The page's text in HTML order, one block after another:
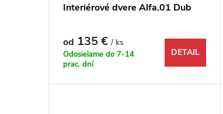
Interiérové dvere Alfa.01 Dub
od 135 €/ ks
Odosielame do 7-14
prac. dní
DETAIL